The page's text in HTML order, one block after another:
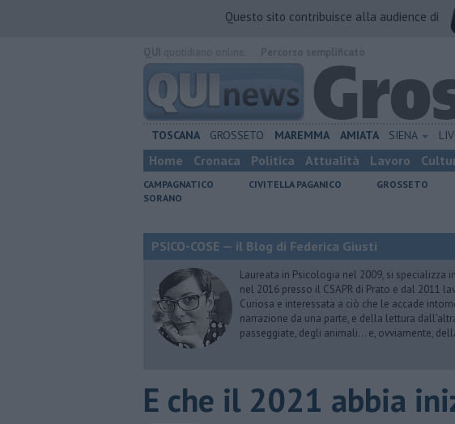
Questo sito contribuisce alla audience di
TOSCANA GROSSETO MAREMMA AMIATA SIENA
Home Cronaca Politica Attualità Lavoro
CAMPAGNATICO CIVITELLA PAGANICO GROSSETO
SORANO
PSICO-COSE — il Blog di Federica Giusti
Laureata in Psicologia nel 2009, si specializza
nel 2016 presso il CSAPR di Prato e dal 2011
Curiosa e interessata a ciò che le accade
narrazione da una parte, e della lettura
passeggiate, degli animali… e, ovviamente,
​E che il 2021 abbia